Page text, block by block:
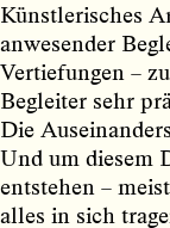
Künstlerisches
anwesender
Vertiefungen –
Begleiter sehr
Die
Und um diesem
entstehen –
alles in sich